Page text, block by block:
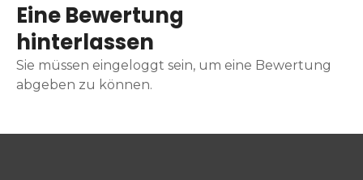
Eine Bewertung
hinterlassen
Sie müssen eingeloggt sein, um eine Bewertung
abgeben zu können.